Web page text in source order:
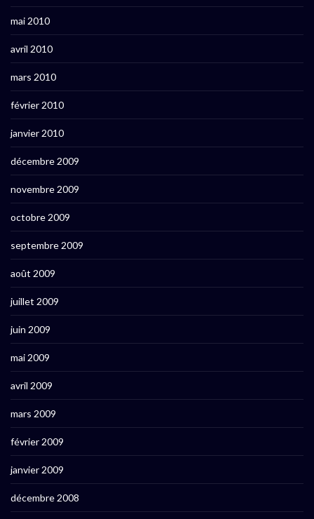
mai 2010
avril 2010
mars 2010
février 2010
janvier 2010
décembre 2009
novembre 2009
octobre 2009
septembre 2009
août 2009
juillet 2009
juin 2009
mai 2009
avril 2009
mars 2009
février 2009
janvier 2009
décembre 2008